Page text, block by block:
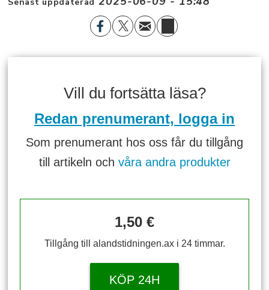
Vill du fortsätta läsa?
Redan prenumerant, logga in
Som prenumerant hos oss får du tillgång
till artikeln och våra andra produkter
1,50 €
Tillgång till alandstidningen.ax i 24 timmar.
KÖP 24H